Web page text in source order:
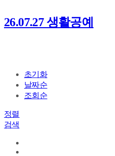
26.07.27 생활공예
초기화
날짜순
조회순
정렬
검색